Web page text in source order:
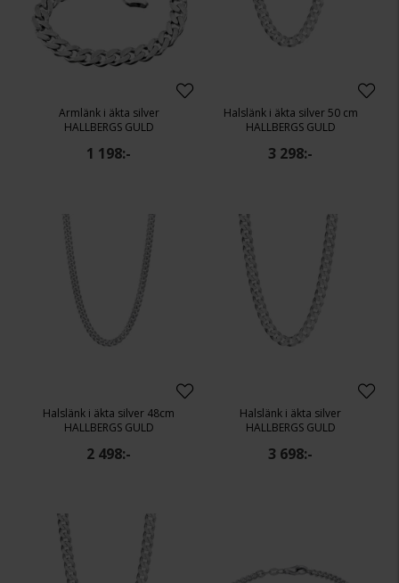
Armlänk i äkta silver
HALLBERGS GULD
1 198:-
Halslänk i äkta silver 50 cm
HALLBERGS GULD
3 298:-
Halslänk i äkta silver 48cm
HALLBERGS GULD
2 498:-
Halslänk i äkta silver
HALLBERGS GULD
3 698:-